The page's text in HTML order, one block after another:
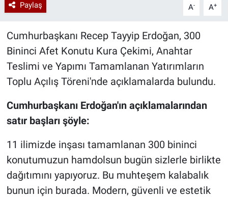
Paylaş A- A+
Cumhurbaşkanı Recep Tayyip Erdoğan, 300
Bininci Afet Konutu Kura Çekimi, Anahtar
Teslimi ve Yapımı Tamamlanan Yatırımların
Toplu Açılış Töreni'nde açıklamalarda bulundu.
Cumhurbaşkanı Erdoğan'ın açıklamalarından
satır başları şöyle:
11 ilimizde inşası tamamlanan 300 bininci
konutumuzun hamdolsun bugün sizlerle birlikte
dağıtımını yapıyoruz. Bu muhteşem kalabalık
bunun için burada. Modern, güvenli ve estetik